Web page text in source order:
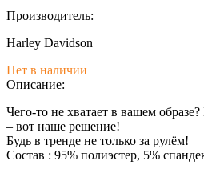
Производитель:
Harley Davidson
Нет в наличии
Описание:
Чего-то не хватает в вашем
– вот наше решение!
Будь в тренде не только за рулём!
Состав : 95% полиэстер, 5%